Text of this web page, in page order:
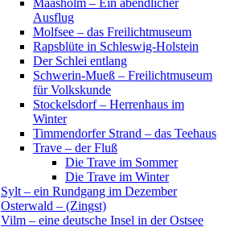
Maasholm – Ein abendlicher
Ausflug
Molfsee – das Freilichtmuseum
Rapsblüte in Schleswig-Holstein
Der Schlei entlang
Schwerin-Mueß – Freilichtmuseum
für Volkskunde
Stockelsdorf – Herrenhaus im
Winter
Timmendorfer Strand – das Teehaus
Trave – der Fluß
Die Trave im Sommer
Die Trave im Winter
Sylt – ein Rundgang im Dezember
Osterwald – (Zingst)
Vilm – eine deutsche Insel in der Ostsee